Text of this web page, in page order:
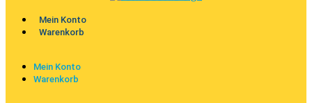
Mein Konto
Warenkorb
Mein Konto
Warenkorb